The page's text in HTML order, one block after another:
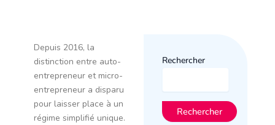
Depuis 2016, la
distinction entre auto-
entrepreneur et micro-
entrepreneur a disparu
pour laisser place à un
régime simplifié unique.
Rechercher
Rechercher